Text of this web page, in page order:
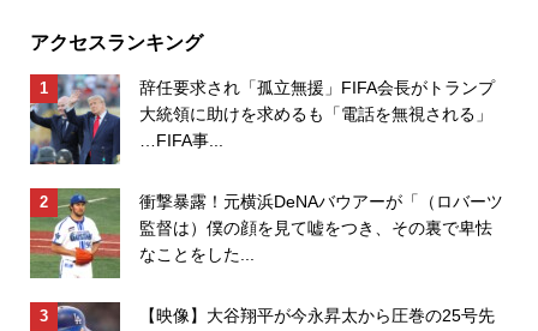
アクセスランキング
辞任要求され「孤立無援」FIFA会長がトランプ
大統領に助けを求めるも「電話を無視される」
…FIFA事...
衝撃暴露！元横浜DeNAバウアーが「（ロバーツ
監督は）僕の顔を見て嘘をつき、その裏で卑怯
なことをした...
【映像】大谷翔平が今永昇太から圧巻の25号先